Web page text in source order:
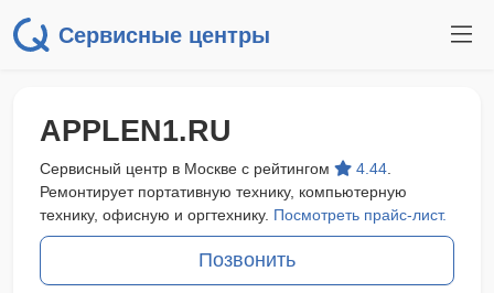
Сервисные центры
APPLEN1.RU
Сервисный центр в Москве с рейтингом 4.44
Ремонтирует портативную технику, компьютерную
технику, офисную и оргтехнику. Посмотреть прайс-лист.
Позвонить